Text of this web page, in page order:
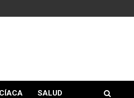
SALUD